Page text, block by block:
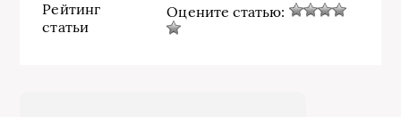
Рейтинг
статьи
Оцените статью: